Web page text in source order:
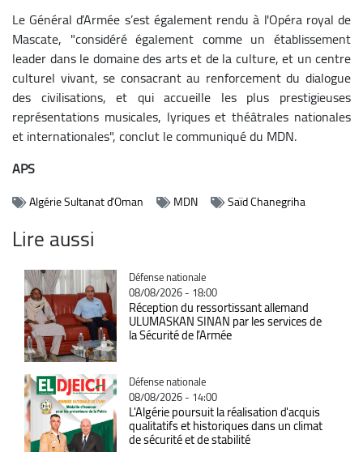
Le Général d’Armée s’est également rendu à l'Opéra royal de
Mascate, "considéré également comme un établissement
leader dans le domaine des arts et de la culture, et un centre
culturel vivant, se consacrant au renforcement du dialogue
des civilisations, et qui accueille les plus prestigieuses
représentations musicales, lyriques et théâtrales nationales
et internationales", conclut le communiqué du MDN.
APS
Algérie Sultanat d'Oman MDN Saïd Chanegriha
Lire aussi
Catégorie
Défense nationale
08/08/2026 - 18:00
Réception du ressortissant allemand
ULUMASKAN SINAN par les services de
la Sécurité de l’Armée
Catégorie
Défense nationale
08/08/2026 - 14:00
L'Algérie poursuit la réalisation d'acquis
qualitatifs et historiques dans un climat
de sécurité et de stabilité